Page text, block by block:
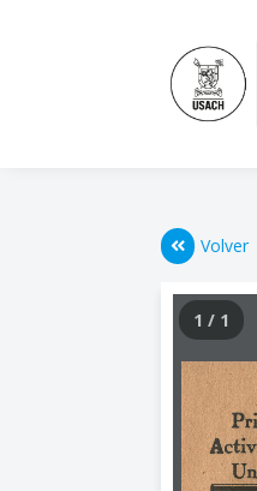
Volver
1 / 1